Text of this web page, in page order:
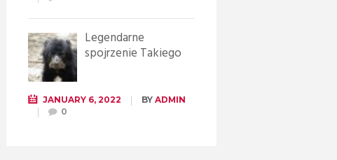
Legendarne
spojrzenie Takiego
JANUARY 6, 2022 BY ADMIN
0